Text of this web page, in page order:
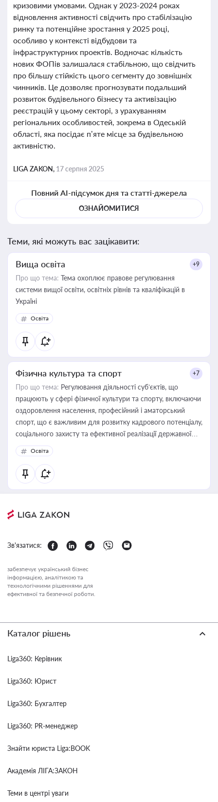
кризовими умовами. Однак у 2023-2024 роках
відновлення активності свідчить про стабілізацію
ринку та потенційне зростання у 2025 році,
особливо у контексті відбудови та
інфраструктурних проектів. Водночас кількість
нових ФОПів залишалася стабільною, що свідчить
про більшу стійкість цього сегменту до зовнішніх
чинників. Це дозволяє прогнозувати подальший
розвиток будівельного бізнесу та активізацію
реєстрацій у цьому секторі, з урахуванням
регіональних особливостей, зокрема в Одеській
області, яка посідає п’яте місце за будівельною
активністю.
LIGA ZAKON, 17 серпня 2025
Повний AI-підсумок дня та статті-джерела
ОЗНАЙОМИТИСЯ
Теми, які можуть вас зацікавити:
Вища освіта +9
Про що тема: Тема охоплює правове регулювання
системи вищої освіти, освітніх рівнів та кваліфікацій в
Україні
Освіта
Фізична культура та спорт +7
Про що тема: Регулювання діяльності суб’єктів, що
працюють у сфері фізичної культури та спорту, включаючи
оздоровлення населення, професійний і аматорський
спорт, що є важливим для розвитку кадрового потенціалу,
соціального захисту та ефективної реалізації державної
політики у цій галузі
Освіта
Зв'язатися:
забезпечує український бізнес
інформацією, аналітикою та
технологічними рішеннями для
ефективної та безпечної роботи.
Каталог рішень
Liga360: Керівник
Liga360: Юрист
Liga360: Бухгалтер
Liga360: PR-менеджер
Знайти юриста Liga:BOOK
Академія ЛІГА:ЗАКОН
Теми в центрі уваги